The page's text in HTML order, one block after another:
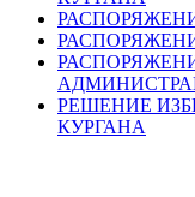
РЕШЕНИЕ
КУРГАНА